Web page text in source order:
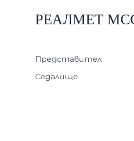
РЕАЛМЕТ
Представител
Седалище